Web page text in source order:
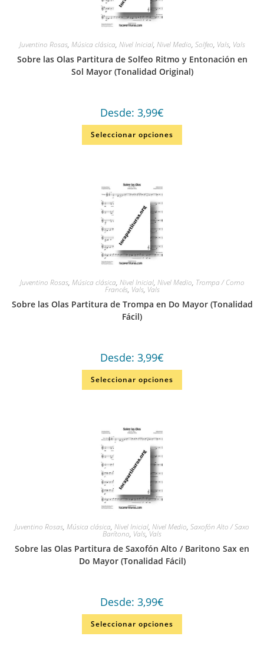
Juventino Rosas, Música clásica, Nivel Inicial, Nivel Medio, Solfeo, Vals, Vals
Sobre las Olas Partitura de Solfeo Ritmo y Entonación en
Sol Mayor (Tonalidad Original)
Desde: 3,99€
Seleccionar opciones
Juventino Rosas, Música clásica, Nivel Inicial, Nivel Medio, Trompa / Corno
Francés, Vals, Vals
Sobre las Olas Partitura de Trompa en Do Mayor (Tonalidad
Fácil)
Desde: 3,99€
Seleccionar opciones
Juventino Rosas, Música clásica, Nivel Inicial, Nivel Medio, Saxofón Alto / Saxo
Barítono, Vals,Vals
Sobre las Olas Partitura de Saxofón Alto / Baritono Sax en
Do Mayor (Tonalidad Fácil)
Desde: 3,99€
Seleccionar opciones